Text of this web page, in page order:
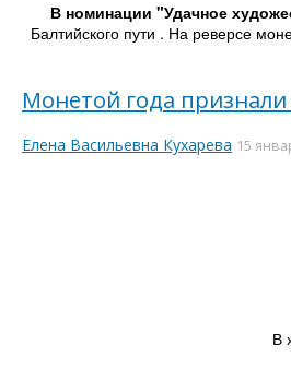
В номинации "Удачное
Балтийского пути . На реверсе
Монетой года признали
Елена Васильевна Кухарева 15
В